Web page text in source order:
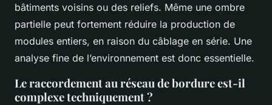
bâtiments voisins ou des reliefs. Même une ombre
partielle peut fortement réduire la production de
modules entiers, en raison du câblage en série. Une
analyse fine de l’environnement est donc essentielle.
Le raccordement au réseau de bordure est-il
complexe techniquement ?